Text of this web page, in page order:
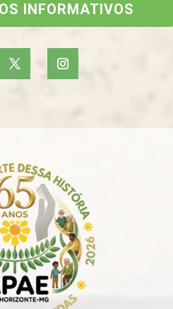
INFORMATIVOS